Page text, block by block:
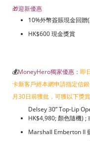
🎁迎新優惠
10%外幣簽賬現金回
HK$600 現金獎賞
💰MoneyHero獨家優惠： 即
卡新客戶經本網申請指定信
月30日前獲批，可獲以下獎賞
Delsey 30” Top-Lip
HK$4,980; 顏色隨機) ;
Marshall Emberton II